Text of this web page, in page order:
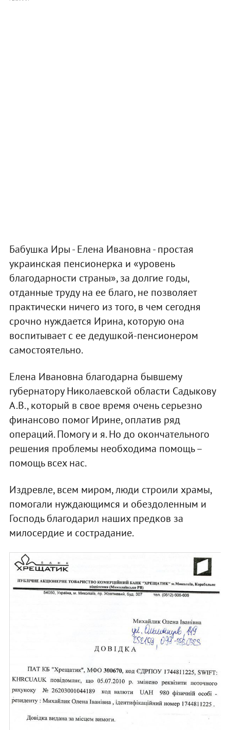
Бабушка Иры - Елена Ивановна - простая
украинская пенсионерка и «уровень
благодарности страны», за долгие годы,
отданные труду на ее благо, не позволяет
практически ничего из того, в чем сегодня
срочно нуждается Ирина, которую она
воспитывает с ее дедушкой-пенсионером
самостоятельно.
Елена Ивановна благодарна бывшему
губернатору Николаевской области Садыкову
А.В., который в свое время очень серьезно
финансово помог Ирине, оплатив ряд
операций. Помогу и я. Но до окончательного
решения проблемы необходима помощь –
помощь всех нас.
Издревле, всем миром, люди строили храмы,
помогали нуждающимся и обездоленным и
Господь благодарил наших предков за
милосердие и сострадание.